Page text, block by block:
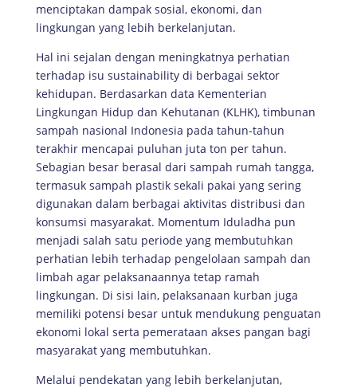
menciptakan dampak sosial, ekonomi, dan
lingkungan yang lebih berkelanjutan.
Hal ini sejalan dengan meningkatnya perhatian
terhadap isu sustainability di berbagai sektor
kehidupan. Berdasarkan data Kementerian
Lingkungan Hidup dan Kehutanan (KLHK), timbunan
sampah nasional Indonesia pada tahun-tahun
terakhir mencapai puluhan juta ton per tahun.
Sebagian besar berasal dari sampah rumah tangga,
termasuk sampah plastik sekali pakai yang sering
digunakan dalam berbagai aktivitas distribusi dan
konsumsi masyarakat. Momentum Iduladha pun
menjadi salah satu periode yang membutuhkan
perhatian lebih terhadap pengelolaan sampah dan
limbah agar pelaksanaannya tetap ramah
lingkungan. Di sisi lain, pelaksanaan kurban juga
memiliki potensi besar untuk mendukung penguatan
ekonomi lokal serta pemerataan akses pangan bagi
masyarakat yang membutuhkan.
Melalui pendekatan yang lebih berkelanjutan,